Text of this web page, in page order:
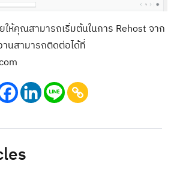
ให้คุณสามารถเริ่มต้นในการ Rehost จาก
นสามารถติดต่อได้ที่